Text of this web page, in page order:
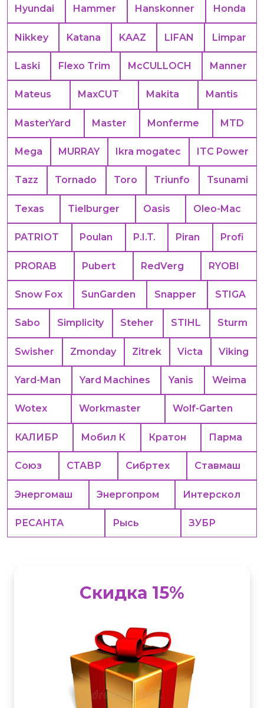
Hyundai Hammer Hanskonner Honda
Nikkey Katana KAAZ LIFAN Limpar
Laski Flexo Trim McCULLOCH Manner
Mateus MaxCUT Makita Mantis
MasterYard Master Monferme MTD
Mega MURRAY Ikra mogatec ITC Power
Tazz Tornado Toro Triunfo Tsunami
Texas Tielburger Oasis Oleo-Mac
PATRIOT Poulan P.I.T. Piran Profi
PRORAB Pubert RedVerg RYOBI
Snow Fox SunGarden Snapper STIGA
Sabo Simplicity Steher STIHL Sturm
Swisher Zmonday Zitrek Victa Viking
Yard-Man Yard Machines Yanis Weima
Wotex Workmaster Wolf-Garten
КАЛИБР Мобил К Кратон Парма
Союз СТАВР Сибртех Ставмаш
Энергомаш Энергопром Интерскол
РЕСАНТА Рысь ЗУБР
Скидка 15%